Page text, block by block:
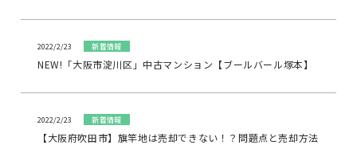
2022/2/23 新着情報
NEW!「大阪市淀川区」中古マンション【ブールバール塚本】
2022/2/23 新着情報
【大阪府吹田市】旗竿地は売却できない！？問題点と売却方法